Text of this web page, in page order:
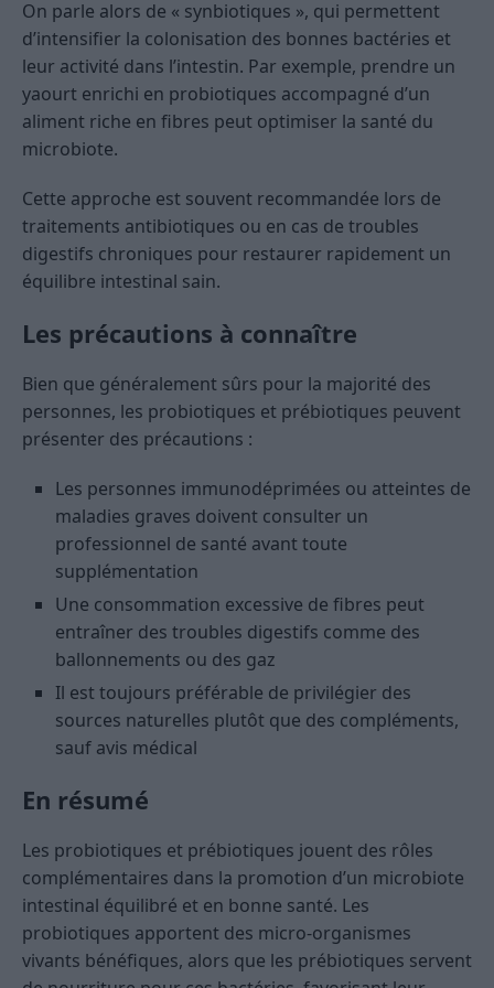
On parle alors de « synbiotiques », qui permettent
d’intensifier la colonisation des bonnes bactéries et
leur activité dans l’intestin. Par exemple, prendre un
yaourt enrichi en probiotiques accompagné d’un
aliment riche en fibres peut optimiser la santé du
microbiote.
Cette approche est souvent recommandée lors de
traitements antibiotiques ou en cas de troubles
digestifs chroniques pour restaurer rapidement un
équilibre intestinal sain.
Les précautions à connaître
Bien que généralement sûrs pour la majorité des
personnes, les probiotiques et prébiotiques peuvent
présenter des précautions :
Les personnes immunodéprimées ou atteintes de
maladies graves doivent consulter un
professionnel de santé avant toute
supplémentation
Une consommation excessive de fibres peut
entraîner des troubles digestifs comme des
ballonnements ou des gaz
Il est toujours préférable de privilégier des
sources naturelles plutôt que des compléments,
sauf avis médical
En résumé
Les probiotiques et prébiotiques jouent des rôles
complémentaires dans la promotion d’un microbiote
intestinal équilibré et en bonne santé. Les
probiotiques apportent des micro-organismes
vivants bénéfiques, alors que les prébiotiques servent